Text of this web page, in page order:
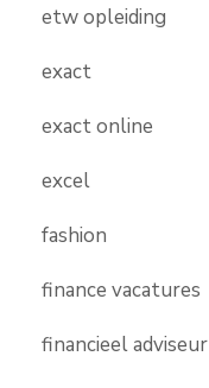
etw opleiding
exact
exact online
excel
fashion
finance vacatures
financieel adviseur